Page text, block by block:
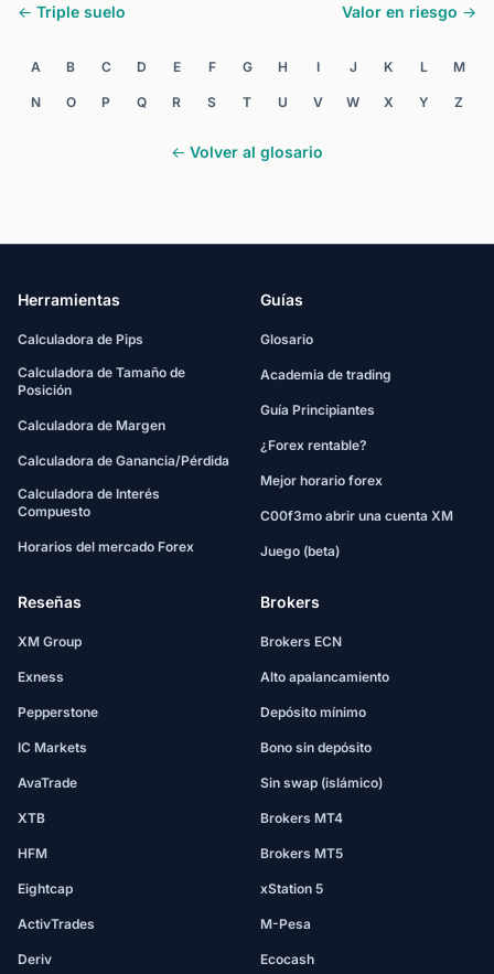
← Triple suelo Valor en riesgo →
A B C D E F G H I J K L M
N O P Q R S T U V W X Y Z
← Volver al glosario
Herramientas
Calculadora de Pips
Calculadora de Tamaño de
Posición
Calculadora de Margen
Calculadora de Ganancia/Pérdida
Calculadora de Interés
Compuesto
Horarios del mercado Forex
Guías
Glosario
Academia de trading
Guía Principiantes
¿Forex rentable?
Mejor horario forex
C00f3mo abrir una cuenta XM
Juego (beta)
Reseñas
XM Group
Exness
Pepperstone
IC Markets
AvaTrade
XTB
HFM
Eightcap
ActivTrades
Deriv
Brokers
Brokers ECN
Alto apalancamiento
Depósito mínimo
Bono sin depósito
Sin swap (islámico)
Brokers MT4
Brokers MT5
xStation 5
M-Pesa
Ecocash